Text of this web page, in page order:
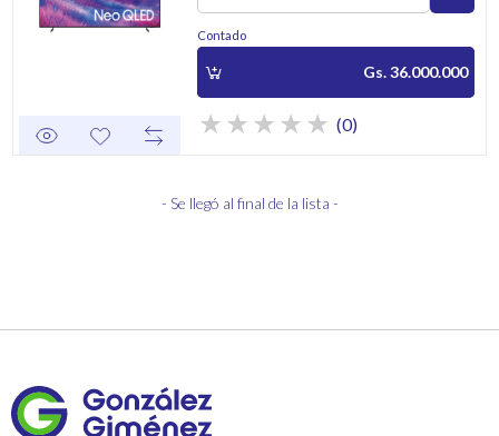
Contado
Gs. 36.000.000
(0)
- Se llegó al final de la lista -